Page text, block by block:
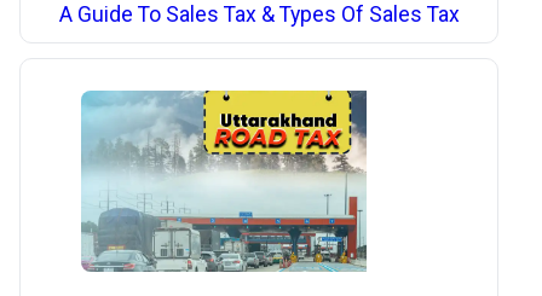
A Guide To Sales Tax & Types Of Sales Tax